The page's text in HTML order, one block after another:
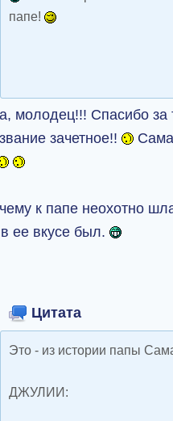
папе!
молодец!!! Спасибо за
зачетное!!
к папе неохотно
ее вкусе был.
Цитата
Это - из истории папы
ДЖУЛИИ: